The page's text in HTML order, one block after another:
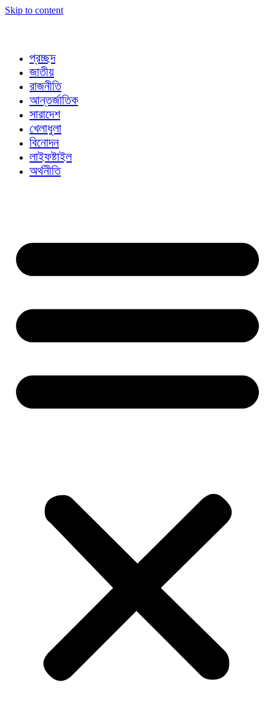
Skip to content
প্রচ্ছদ
জাতীয়
রাজনীতি
আন্তর্জাতিক
সারাদেশ
খেলাধুলা
বিনোদন
লাইফষ্টাইল
অর্থনীতি